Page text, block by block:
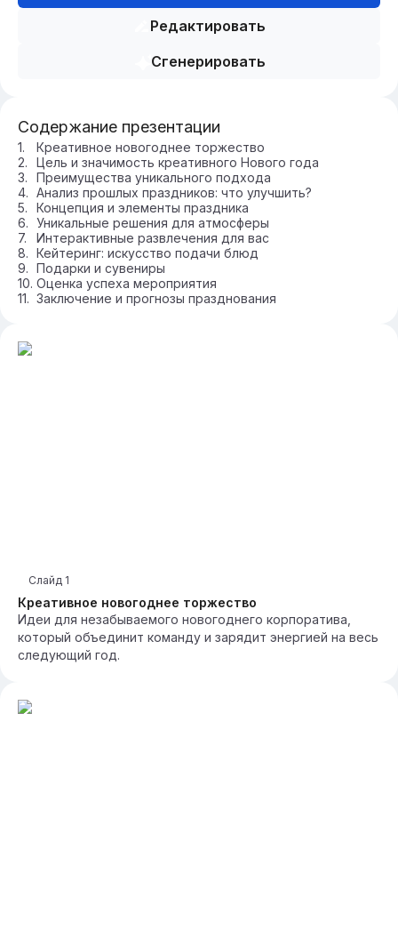
Редактировать
Сгенерировать
Содержание презентации
Креативное новогоднее торжество
Цель и значимость креативного Нового года
Преимущества уникального подхода
Анализ прошлых праздников: что улучшить?
Концепция и элементы праздника
Уникальные решения для атмосферы
Интерактивные развлечения для вас
Кейтеринг: искусство подачи блюд
Подарки и сувениры
Оценка успеха мероприятия
Заключение и прогнозы празднования
Креативное новогоднее торжество
Слайд 1
Идеи для незабываемого новогоднего корпоратива,
который объединит команду и зарядит энергией на весь
следующий год.